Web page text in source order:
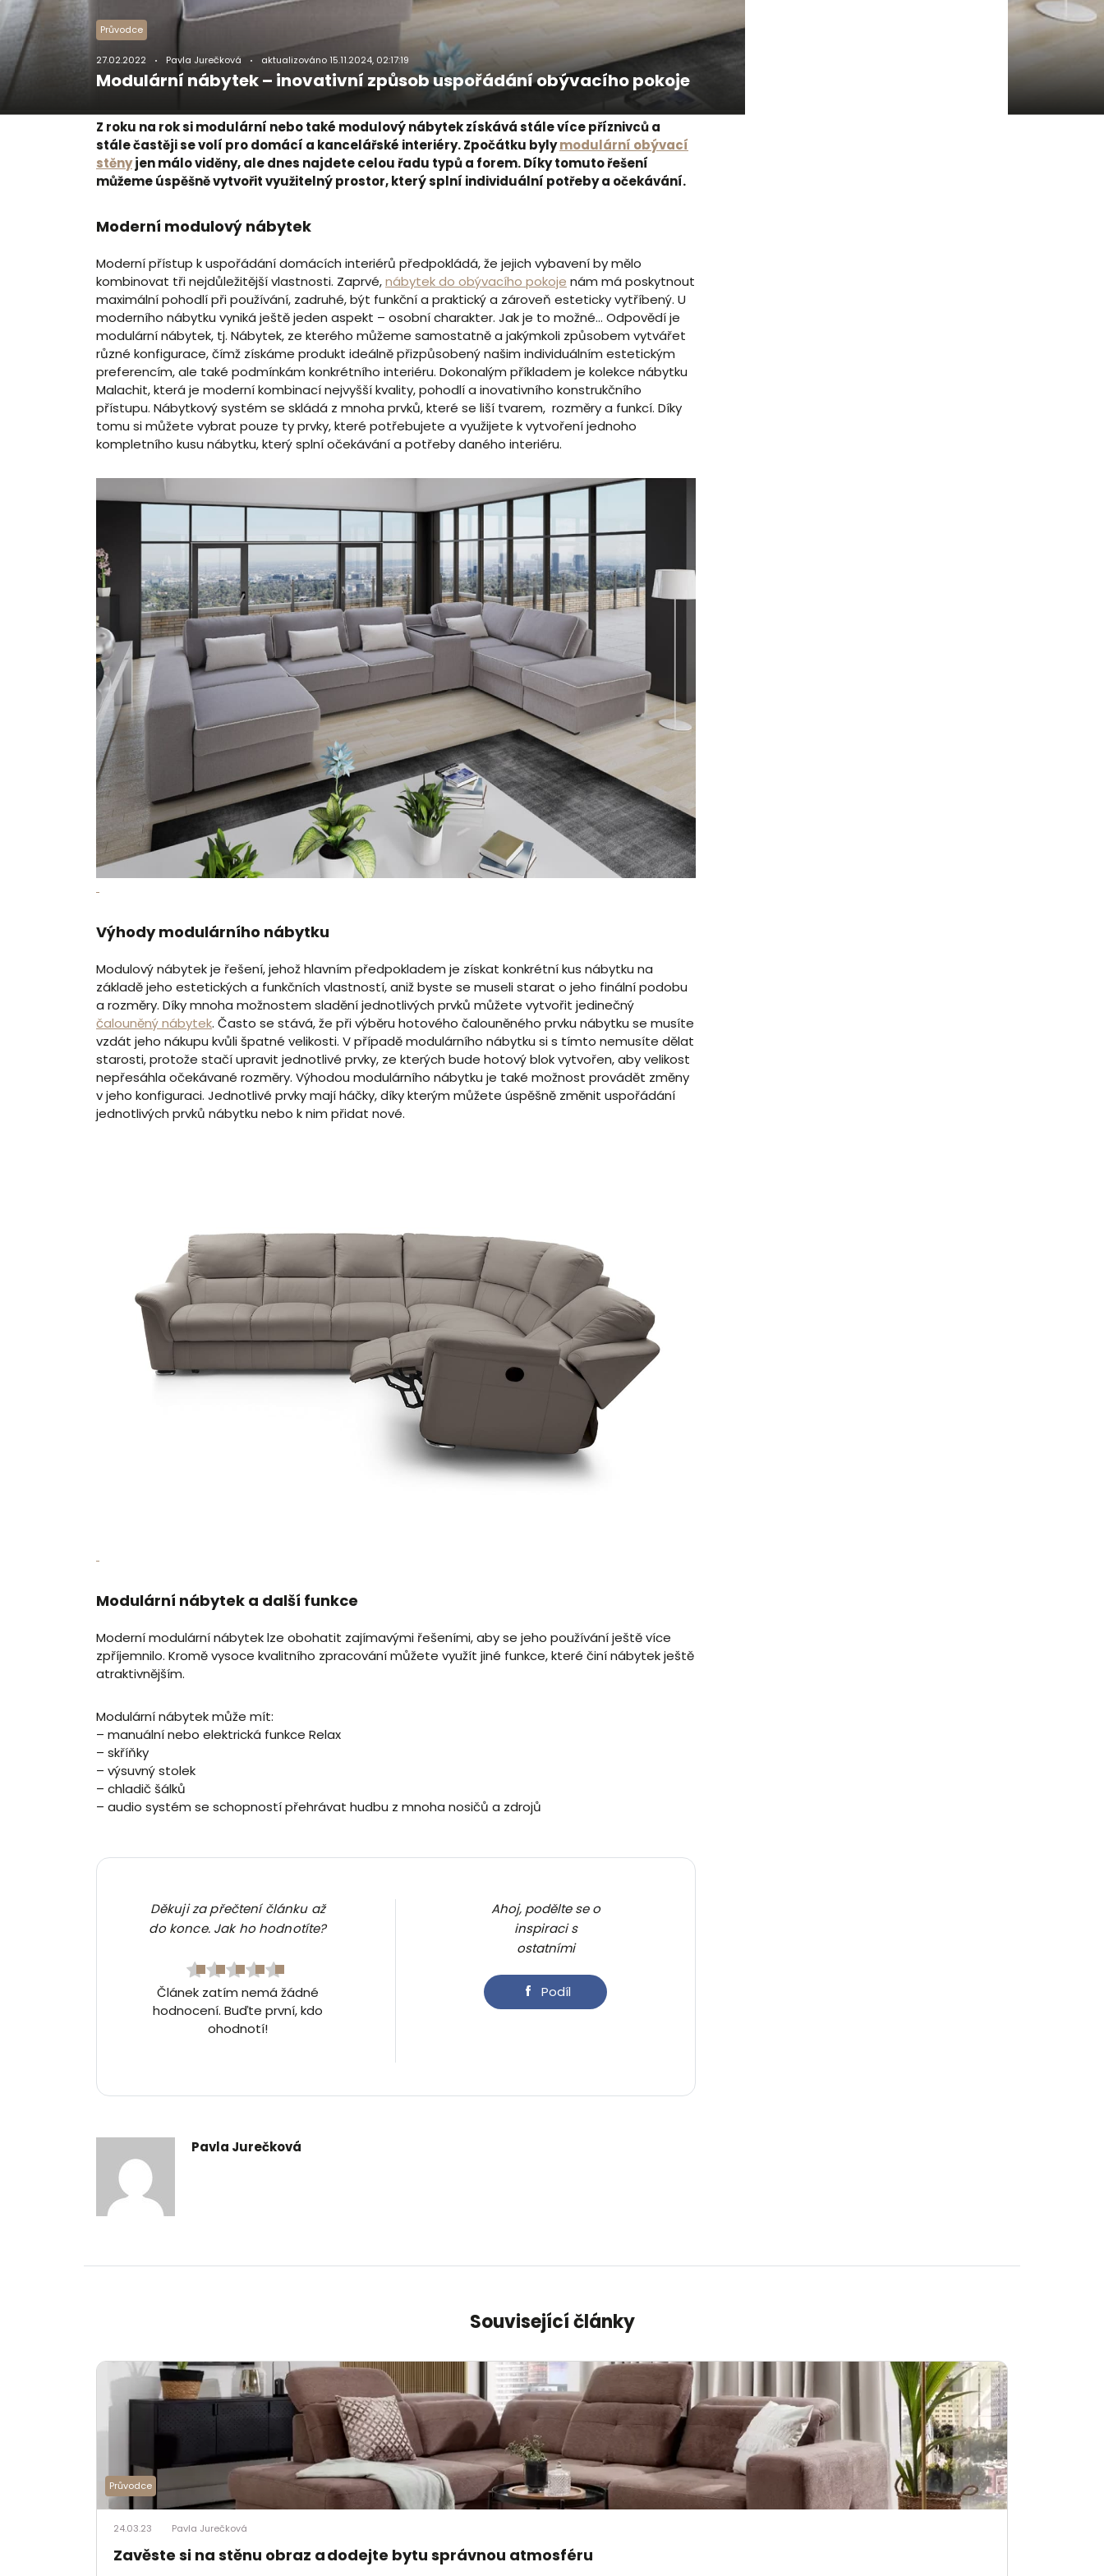
Průvodce
27.02.2022 Pavla Jurečková aktualizováno15.11.2024, 02:17:19
Modulární nábytek – inovativní způsob uspořádání obývacího pokoje
Z roku na rok si modulární nebo také modulový nábytek získává stále více příznivců a
stále častěji se volí pro domácí a kancelářské interiéry. Zpočátku bylymodulární obývací
stěnyjen málo viděny, ale dnes najdete celou řadu typů a forem. Díky tomuto řešení
můžeme úspěšně vytvořit využitelný prostor, který splní individuální potřeby a očekávání.
Moderní modulový nábytek
Moderní přístup k uspořádání domácích interiérů předpokládá, že jejich vybavení by mělo
kombinovat tři nejdůležitější vlastnosti. Zaprvé,nábytek do obývacího pokoje nám má poskytnout
maximální pohodlí při používání, zadruhé, být funkční a praktický a zároveň esteticky vytříbený. U
moderního nábytku vyniká ještě jeden aspekt – osobní charakter. Jak je to možné… Odpovědí je
modulární nábytek, tj. Nábytek, ze kterého můžeme samostatně a jakýmkoli způsobem vytvářet
různé konfigurace, čímž získáme produkt ideálně přizpůsobený našim individuálním estetickým
preferencím, ale také podmínkám konkrétního interiéru. Dokonalým příkladem je kolekce nábytku
Malachit, která je moderní kombinací nejvyšší kvality, pohodlí a inovativního konstrukčního
přístupu. Nábytkový systém se skládá z mnoha prvků, které se liší tvarem, rozměry a funkcí. Díky
tomu si můžete vybrat pouze ty prvky, které potřebujete a využijete k vytvoření jednoho
kompletního kusu nábytku, který splní očekávání a potřeby daného interiéru.
Výhody modulárního nábytku
Modulový nábytek je řešení, jehož hlavním předpokladem je získat konkrétní kus nábytku na
základě jeho estetických a funkčních vlastností, aniž byste se museli starat o jeho finální podobu
a rozměry. Díky mnoha možnostem sladění jednotlivých prvků můžete vytvořit jedinečný
čalouněný nábytek. Často se stává, že při výběru hotového čalouněného prvku nábytku se musíte
vzdát jeho nákupu kvůli špatné velikosti. V případě modulárního nábytku si s tímto nemusíte dělat
starosti, protože stačí upravit jednotlivé prvky, ze kterých bude hotový blok vytvořen, aby velikost
nepřesáhla očekávané rozměry. Výhodou modulárního nábytku je také možnost provádět změny
v jeho konfiguraci. Jednotlivé prvky mají háčky, díky kterým můžete úspěšně změnit uspořádání
jednotlivých prvků nábytku nebo k nim přidat nové.
Modulární nábytek a další funkce
Moderní modulární nábytek lze obohatit zajímavými řešeními, aby se jeho používání ještě více
zpříjemnilo. Kromě vysoce kvalitního zpracování můžete využít jiné funkce, které činí nábytek ještě
atraktivnějším.
Modulární nábytek může mít:
– manuální nebo elektrická funkce Relax
– skříňky
– výsuvný stolek
– chladič šálků
– audio systém se schopností přehrávat hudbu z mnoha nosičů a zdrojů
Děkuji za přečtení článku až
do konce. Jak ho hodnotíte?
Článek zatím nemá žádné
hodnocení. Buďte první, kdo
ohodnotí!
Ahoj, podělte se o
inspiraci s
ostatními
Podíl
Pavla Jurečková
Související články
Průvodce
24.03.23 Pavla Jurečková
Zavěste si na stěnu obraz a dodejte bytu správnou atmosféru